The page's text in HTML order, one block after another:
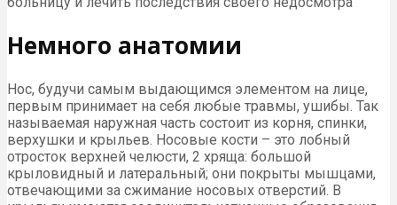
Немного анатомии
Нос, будучи самым выдающимся элементом на лице,
первым принимает на себя любые травмы, ушибы. Так
называемая наружная часть состоит из корня, спинки,
верхушки и крыльев. Носовые кости – это лобный
отросток верхней челюсти, 2 хряща: большой
крыловидный и латеральный; они покрыты мышцами,
отвечающими за сжимание носовых отверстий. В